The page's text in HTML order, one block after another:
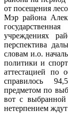
от посещения
Мэр района
учреждениях
перспектива
словам и.о.
политики и
аттестацией по
справилось
предметом по
вот с
нетерпением